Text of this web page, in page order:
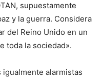
supuestamente
y la guerra. Considera
del Reino Unido en un
toda la sociedad».
alarmistas